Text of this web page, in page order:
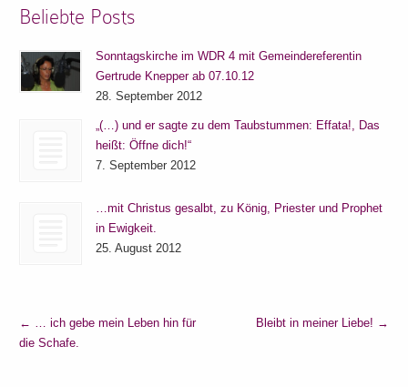
Beliebte Posts
Sonntagskirche im WDR 4 mit Gemeindereferentin
Gertrude Knepper ab 07.10.12
28. September 2012
„(…) und er sagte zu dem Taubstummen: Effata!, Das
heißt: Öffne dich!“
7. September 2012
…mit Christus gesalbt, zu König, Priester und Prophet
in Ewigkeit.
25. August 2012
←
… ich gebe mein Leben hin für
die Schafe.
Bleibt in meiner Liebe! →